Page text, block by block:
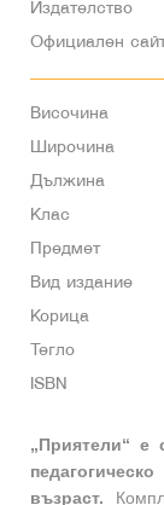
Издателство
Официален
Височина
Широчина
Дължина
Клас
Предмет
Вид издание
Корица
Тегло
ISBN
„Приятели“ е
възраст.